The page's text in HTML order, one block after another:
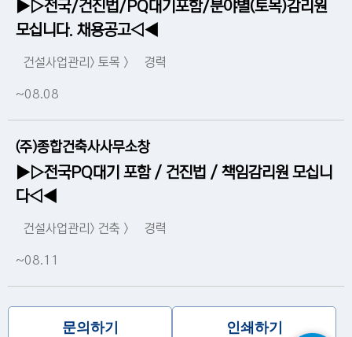
▶▷전국/건진법/PQ대기포함/분야별(토목)감리원
모십니다. 채용공고◁◀
건설사업관리> 토목 > 경력
~08.08
(주)종합건축사사무소창
▶▷전국PQ대기 포함 / 건진법 / 책임감리원 모십니
다◁◀
건설사업관리> 건축 > 경력
~08.11
문의하기 인쇄하기